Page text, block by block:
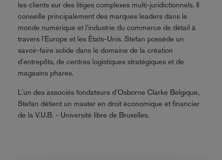
les clients sur des litiges complexes multi-juridictionnels. Il
conseille principalement des marques leaders dans le
monde numérique et l'industrie du commerce de détail à
travers l'Europe et les États-Unis. Stefan possède un
savoir-faire solide dans le domaine de la création
d'entrepôts, de centres logistiques stratégiques et de
magasins phares.
L'un des associés fondateurs d'Osborne Clarke Belgique,
Stefan détient un master en droit économique et financier
de la V.U.B. - Université libre de Bruxelles.